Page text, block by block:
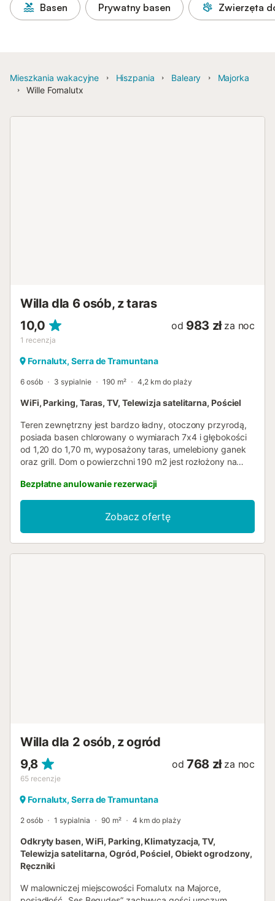
Basen Prywatny basen Zwierzęta
Mieszkania wakacyjne Hiszpania Baleary
Majorka
Wille Fornalutx
Willa dla 6 osób, z taras
10,0
1 recenzja
od 983 zł za noc
Fornalutx, Serra de Tramuntana
6 osób 3 sypialnie 190 m² 4,2 km do plaży
WiFi, Parking, Taras, TV, Telewizja satelitarna, Pościel
Teren zewnętrzny jest bardzo ładny, otoczony przyrodą,
posiada basen chlorowany o wymiarach 7x4 i głębokości
od 1,20 do 1,70 m, wyposażony taras, umelebiony ganek
oraz grill. Dom o powierzchni 190 m2 jest rozłożony na
podwójnym łóżkiem na parterze i dwie na poziomie -1,
jedną z dwoma łóżkami pojedynczymi i jedną z
podwójnym łóżkiem. Na życzenie dostępne jest jedno
łóżeczko dla dziecka i jedno krzesełko do karmienia.
Dostępne są 2 łazienki: jedna z prysznicem na parterze i
Bezpłatne anulowanie rezerwacji
Zobacz ofertę
Willa dla 2 osób, z ogród
9,8
65 recenzje
od 768 zł za noc
Fornalutx, Serra de Tramuntana
2 osób 1 sypialnia 90 m² 4 km do plaży
Odkryty basen, WiFi, Parking, Klimatyzacja, TV,
Telewizja satelitarna, Ogród, Pościel, Obiekt ogrodzony,
Ręczniki
W malowniczej miejscowości Fornalutx na Majorce,